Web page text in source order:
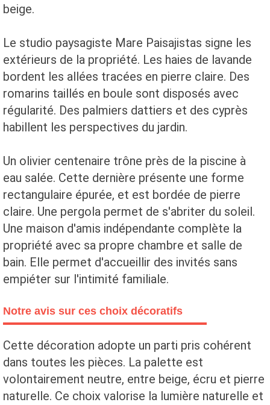
beige.
Le studio paysagiste Mare Paisajistas signe les
extérieurs de la propriété. Les haies de lavande
bordent les allées tracées en pierre claire. Des
romarins taillés en boule sont disposés avec
régularité. Des palmiers dattiers et des cyprès
habillent les perspectives du jardin.
Un olivier centenaire trône près de la piscine à
eau salée. Cette dernière présente une forme
rectangulaire épurée, et est bordée de pierre
claire. Une pergola permet de s'abriter du soleil.
Une maison d'amis indépendante complète la
propriété avec sa propre chambre et salle de
bain. Elle permet d'accueillir des invités sans
empiéter sur l'intimité familiale.
Notre avis sur ces choix décoratifs
Cette décoration adopte un parti pris cohérent
dans toutes les pièces. La palette est
volontairement neutre, entre beige, écru et pierre
naturelle. Ce choix valorise la lumière naturelle et